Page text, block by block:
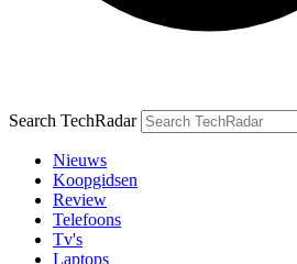
Search TechRadar
Nieuws
Koopgidsen
Review
Telefoons
Tv's
Laptops